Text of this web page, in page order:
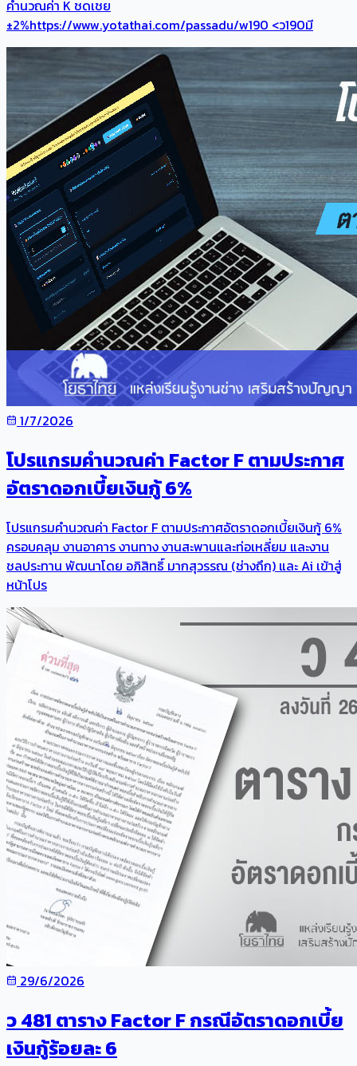
คำนวณค่า K ชดเชย
±2%https://www.yotathai.com/passadu/w190 <ว190มี
1/7/2026
โปรแกรมคำนวณค่า Factor F ตามประกาศ
อัตราดอกเบี้ยเงินกู้ 6%
โปรแกรมคำนวณค่า Factor F ตามประกาศอัตราดอกเบี้ยเงินกู้ 6%
ครอบคลุม งานอาคาร งานทาง งานสะพานและท่อเหลี่ยม และงาน
ชลประทาน พัฒนาโดย อภิสิทธิ์ มากสุวรรณ (ช่างถึก) และ Ai เข้าสู่
หน้าโปร
29/6/2026
ว 481 ตาราง Factor F กรณีอัตราดอกเบี้ย
เงินกู้ร้อยละ 6